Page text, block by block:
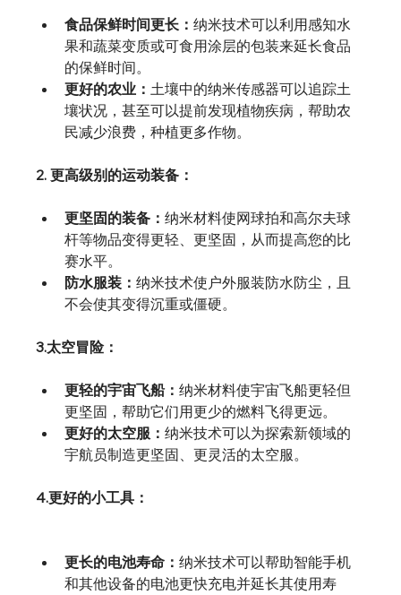
食品保鲜时间更长：纳米技术可以利用感知水
果和蔬菜变质或可食用涂层的包装来延长食品
的保鲜时间。
更好的农业：土壤中的纳米传感器可以追踪土
壤状况，甚至可以提前发现植物疾病，帮助农
民减少浪费，种植更多作物。
2. 更高级别的运动装备：
更坚固的装备：纳米材料使网球拍和高尔夫球
杆等物品变得更轻、更坚固，从而提高您的比
赛水平。
防水服装：纳米技术使户外服装防水防尘，且
不会使其变得沉重或僵硬。
3.太空冒险：
更轻的宇宙飞船：纳米材料使宇宙飞船更轻但
更坚固，帮助它们用更少的燃料飞得更远。
更好的太空服：纳米技术可以为探索新领域的
宇航员制造更坚固、更灵活的太空服。
4.更好的小工具：
更长的电池寿命：纳米技术可以帮助智能手机
和其他设备的电池更快充电并延长其使用寿